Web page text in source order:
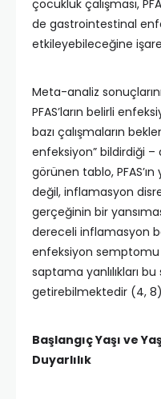
çocukluk çalışması,
de gastrointestinal
etkileyebileceğine
Meta-analiz
PFAS’ların belirli
bazı çalışmaların
enfeksiyon” bildirdiği
görünen tablo,
değil, inflamasyon
gerçeğinin bir
dereceli inflamasyon
enfeksiyon semptomu
saptama yanlılıkları
getirebilmektedir (4,
Başlangıç Yaşı ve
Duyarlılık